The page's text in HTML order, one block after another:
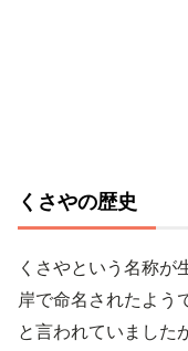
くさやの歴史
くさやという名称が
岸で命名されたよう
と言われていました